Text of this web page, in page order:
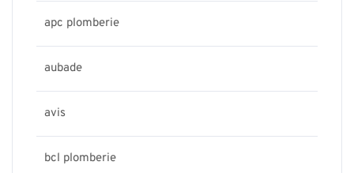
apc plomberie
aubade
avis
bcl plomberie